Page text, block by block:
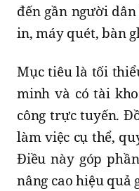
đến gần người
in, máy quét, bàn
Mục tiêu là tối
minh và có tài
công trực tuyến.
làm việc cụ thể,
Điều này góp
nâng cao hiệu quả